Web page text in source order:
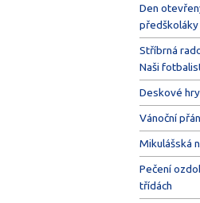
Den
předškoláky
Stříbrná
Naši
Deskové
Vánoční
Mikulášská
Pečení
třídách